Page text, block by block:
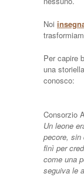
Noi
Per capire
una
conosco:
Consorzio
Un leone
pecore, sin
finì per
come una
seguiva le